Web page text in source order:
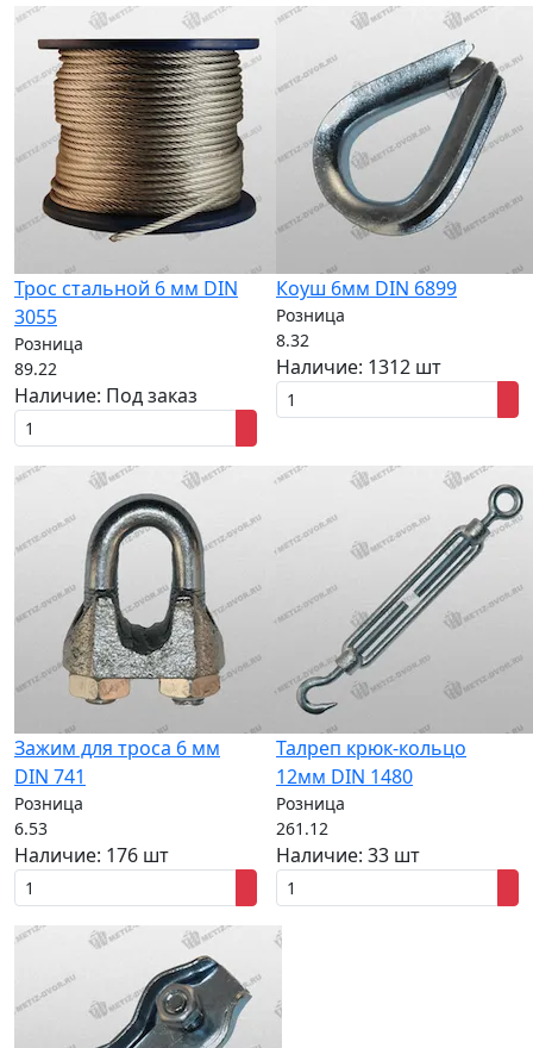
Трос стальной 6 мм DIN
3055
Розница
89.22
Наличие: Под заказ
Коуш 6мм DIN 6899
Розница
8.32
Наличие: 1312 шт
Зажим для троса 6 мм
DIN 741
Розница
6.53
Наличие: 176 шт
Талреп крюк-кольцо
12мм DIN 1480
Розница
261.12
Наличие: 33 шт